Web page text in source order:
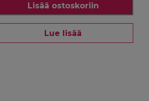
Lisää ostoskoriin
Lue lisää